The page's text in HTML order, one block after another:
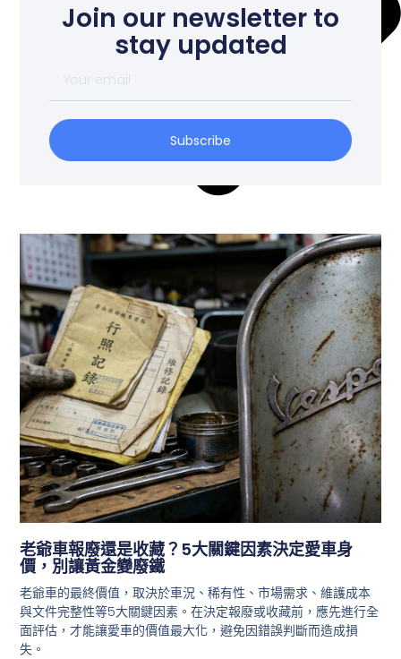
Join our newsletter to
stay updated
Subscribe
老爺車報廢還是收藏？5大關鍵因素決定愛車身
價，別讓黃金變廢鐵
老爺車的最終價值，取決於車況、稀有性、市場需求、維護成本
與文件完整性等5大關鍵因素。在決定報廢或收藏前，應先進行全
面評估，才能讓愛車的價值最大化，避免因錯誤判斷而造成損
失。